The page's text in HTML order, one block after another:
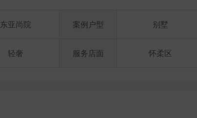
东亚尚院
轻奢
案例户型
服务店面
别墅
怀柔区